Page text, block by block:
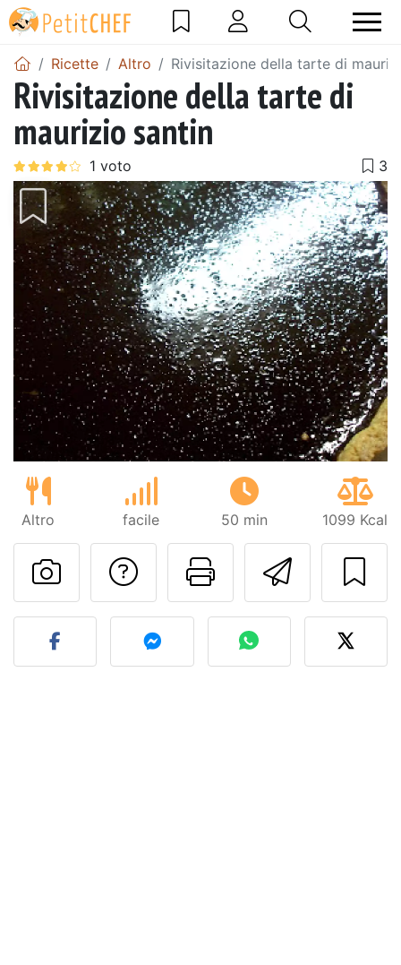
Ricette Altro Rivisitazione della tarte di
Rivisitazione della tarte di
maurizio santin
Altro facile 50 min 1099 Kcal
Invia
Stampa la
Contatta l'autore
Pubblica la foto di